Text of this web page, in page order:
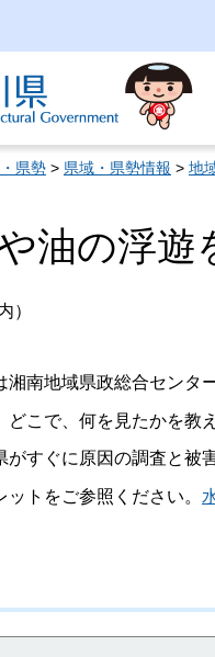
県勢 > 県域・県勢情報 > 地
油の浮遊
）
湘南地域県政総合セン
こで、何を見たかを教
すぐに原因の調査と被
トをご参照ください。